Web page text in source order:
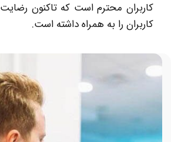
کاربران را به همراه داشته است.